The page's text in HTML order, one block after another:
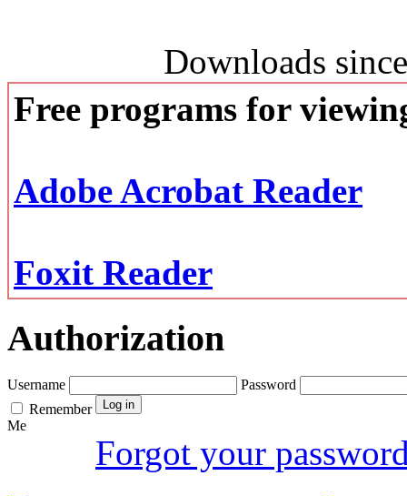
Downloads
Free programs for
Adobe Acrobat Reader
Foxit Reader
Authorization
Username
Password
Remember
Me
Forgot your